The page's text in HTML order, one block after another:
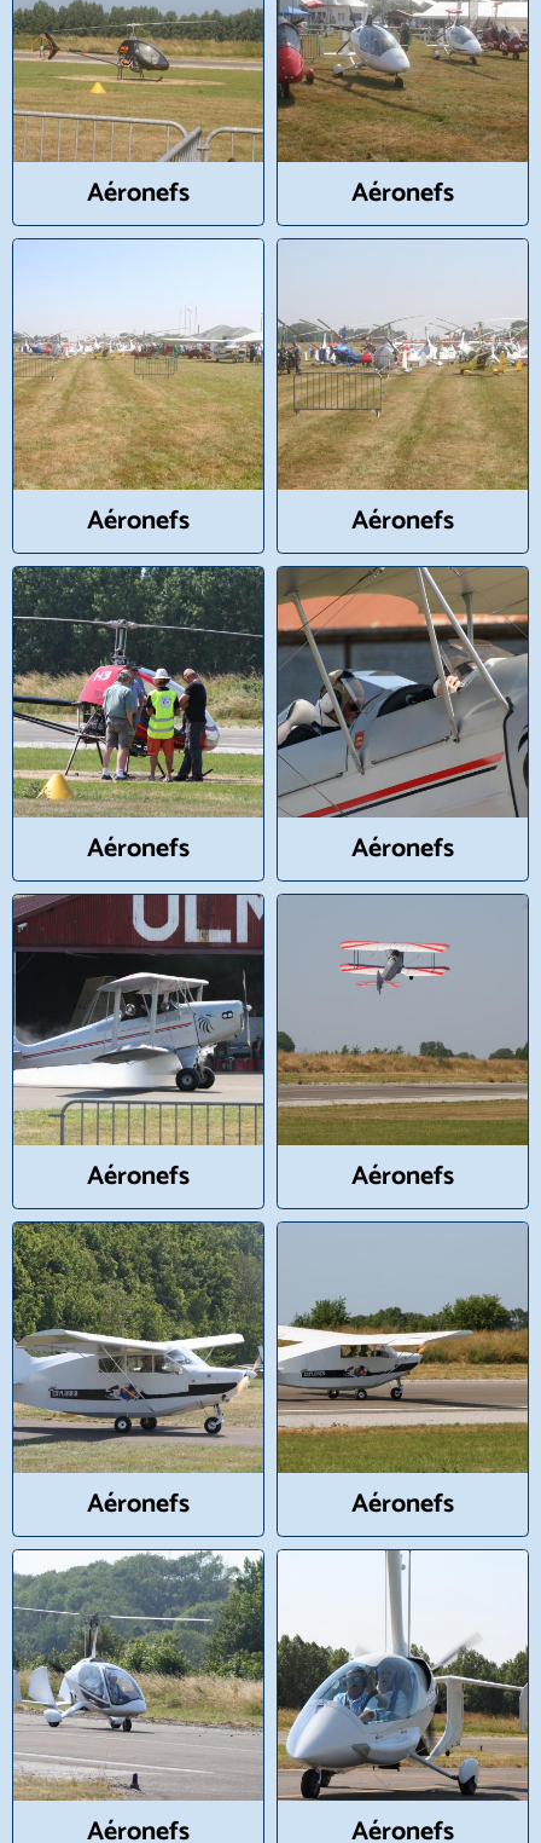
Aéronefs Aéronefs
Aéronefs Aéronefs
Aéronefs Aéronefs
Aéronefs Aéronefs
Aéronefs Aéronefs
Aéronefs Aéronefs